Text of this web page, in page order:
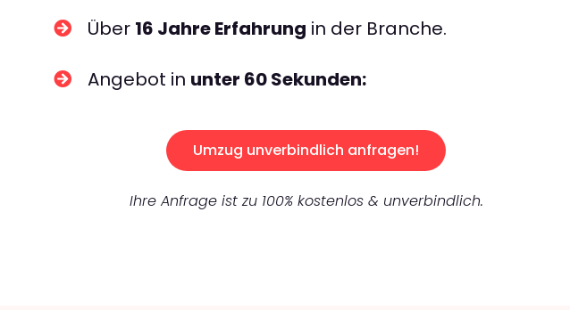
Über 16 Jahre Erfahrung in der Branche.
Angebot in unter 60 Sekunden:
Umzug unverbindlich anfragen!
Ihre Anfrage ist zu 100% kostenlos & unverbindlich.